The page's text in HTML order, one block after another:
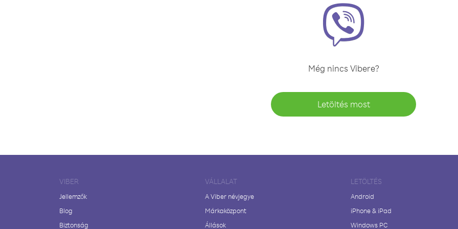
Még nincs Vibere?
Letöltés most
VIBER
Jellemzők
Blog
Biztonság
VÁLLALAT
A Viber névjegye
Márkaközpont
Állások
LETÖLTÉS
Android
iPhone & iPad
Windows PC